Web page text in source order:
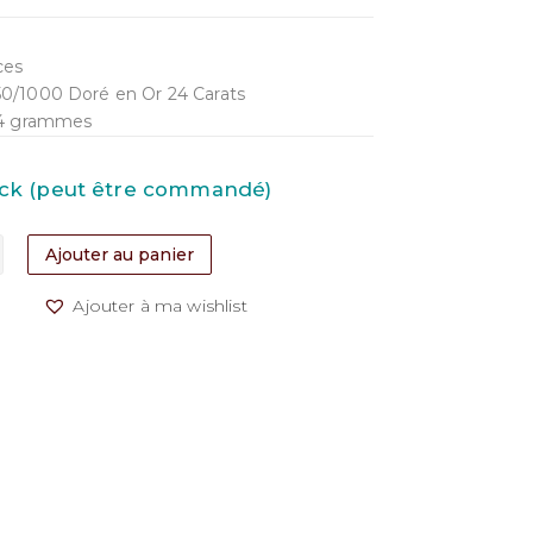
1000 Doré en Or 24 Carats
grammes
(peut être commandé)
Ajouter au panier
Ajouter à ma wishlist